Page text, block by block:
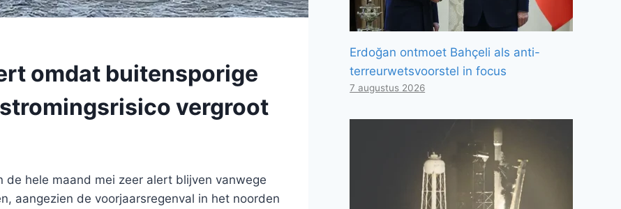
omdat buitensporige
vergroot
hele maand mei zeer alert blijven vanwege
aangezien de voorjaarsregenval in het noorden
Erdoğan ontmoet Bahçeli als anti-
terreurwetsvoorstel in focus
7 augustus 2026